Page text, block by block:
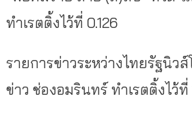
ทำเรตติ้งไว้ที่ 0.126
รายการข่าวระหว่างไทยรัฐนิว
ข่าว ช่องอมรินทร์ ทำเรตติ้งไว้ที่